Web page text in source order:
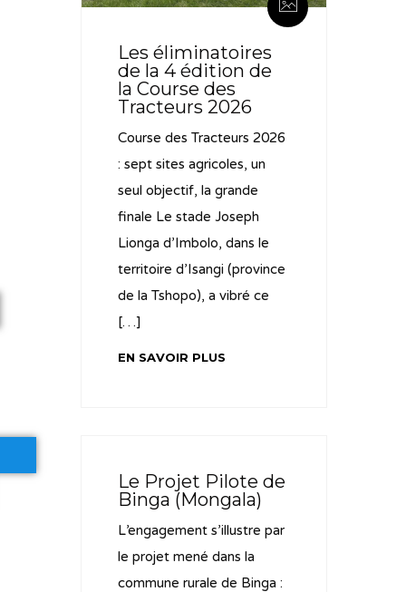
Les éliminatoires
de la 4 édition de
la Course des
Tracteurs 2026
Course des Tracteurs 2026
: sept sites agricoles, un
seul objectif, la grande
finale Le stade Joseph
Lionga d’Imbolo, dans le
territoire d’Isangi (province
de la Tshopo), a vibré ce
[…]
EN SAVOIR PLUS
Le Projet Pilote de
Binga (Mongala)
L’engagement s’illustre par
le projet mené dans la
commune rurale de Binga :